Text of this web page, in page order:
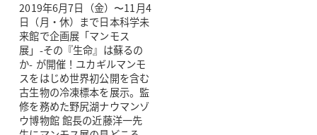
2019年6月7日（金）〜11月4
日（月・休）まで日本科学未
来館で企画展「マンモス
展」-その『生命』は蘇るの
か- が開催！ユカギルマンモ
スをはじめ世界初公開を含む
古生物の冷凍標本を展示。監
修を務めた野尻湖ナウマンゾ
ウ博物館 館長の近藤洋一先